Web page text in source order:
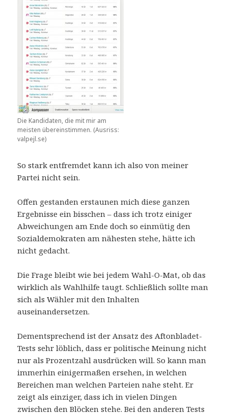
Die Kandidaten, die mit mir am
meisten übereinstimmen. (Ausriss:
valpejl.se)
So stark entfremdet kann ich also von meiner
Partei nicht sein.
Offen gestanden erstaunen mich diese ganzen
Ergebnisse ein bisschen – dass ich trotz einiger
Abweichungen am Ende doch so einmütig den
Sozialdemokraten am nähesten stehe, hätte ich
nicht gedacht.
Die Frage bleibt wie bei jedem Wahl-O-Mat, ob das
wirklich als Wahlhilfe taugt. Schließlich sollte man
sich als Wähler mit den Inhalten
auseinandersetzen.
Dementsprechend ist der Ansatz des Aftonbladet-
Tests sehr löblich, dass er politische Meinung nicht
nur als Prozentzahl ausdrücken will. So kann man
immerhin einigermaßen ersehen, in welchen
Bereichen man welchen Parteien nahe steht. Er
zeigt als einziger, dass ich in vielen Dingen
zwischen den Blöcken stehe. Bei den anderen Tests